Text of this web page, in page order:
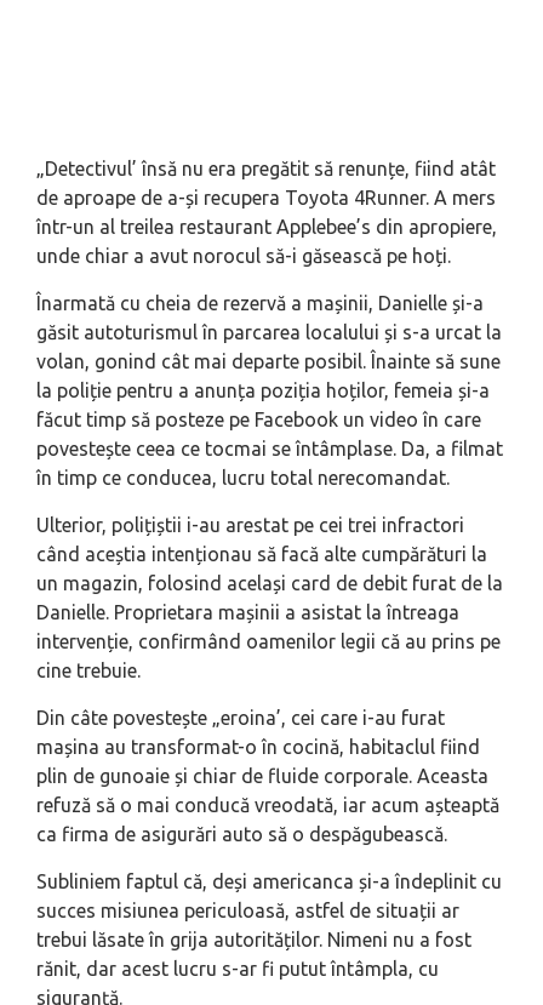
„Detectivul’ însă nu era pregătit să renunțe, fiind atât
de aproape de a-și recupera Toyota 4Runner. A mers
într-un al treilea restaurant Applebee’s din apropiere,
unde chiar a avut norocul să-i găsească pe hoți.
Înarmată cu cheia de rezervă a mașinii, Danielle și-a
găsit autoturismul în parcarea localului și s-a urcat la
volan, gonind cât mai departe posibil. Înainte să sune
la poliție pentru a anunța poziția hoților, femeia și-a
făcut timp să posteze pe Facebook un video în care
povestește ceea ce tocmai se întâmplase. Da, a filmat
în timp ce conducea, lucru total nerecomandat.
Ulterior, polițiștii i-au arestat pe cei trei infractori
când aceștia intenționau să facă alte cumpărături la
un magazin, folosind același card de debit furat de la
Danielle. Proprietara mașinii a asistat la întreaga
intervenție, confirmând oamenilor legii că au prins pe
cine trebuie.
Din câte povestește „eroina’, cei care i-au furat
mașina au transformat-o în cocină, habitaclul fiind
plin de gunoaie și chiar de fluide corporale. Aceasta
refuză să o mai conducă vreodată, iar acum așteaptă
ca firma de asigurări auto să o despăgubească.
Subliniem faptul că, deși americanca și-a îndeplinit cu
succes misiunea periculoasă, astfel de situații ar
trebui lăsate în grija autorităților. Nimeni nu a fost
rănit, dar acest lucru s-ar fi putut întâmpla, cu
siguranță.